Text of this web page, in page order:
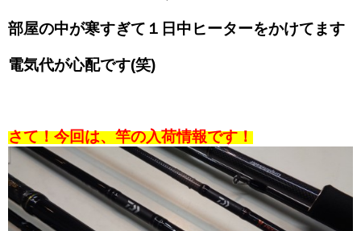
部屋の中が寒すぎて１日中ヒーターをかけてます
電気代が心配です(笑)
さて！今回は、竿の入荷情報です！